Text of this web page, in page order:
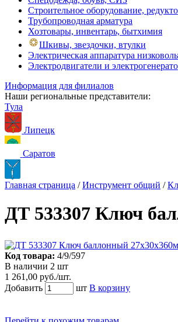
Строительное оборудование,
Трубопроводная арматура
Хозтовары, инвентарь, бытхимия
Шкивы, звездочки, втулки
Электрическая аппаратура
Электродвигатели и
Информация для филиалов
Наши региональные представители:
Тула
Липецк
Саратов
Главная страница / Инструмент общий /
ДТ 533307 Ключ
Код товара: 4/9/597
В наличии 2 шт
1 261,00 руб./шт.
Добавить
шт В корзину